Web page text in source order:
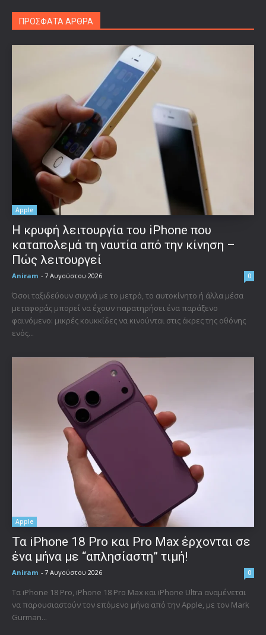
ΠΡΟΣΦΑΤΑ ΑΡΘΡΑ
Apple
Η κρυφή λειτουργία του iPhone που
καταπολεμά τη ναυτία από την κίνηση –
Πώς λειτουργεί
Aniram - 7 Αυγούστου 2026 0
Όσοι ταξιδεύουν συχνά με το μετρό, το αυτοκίνητο ή άλλα μέσα
μεταφοράς μπορεί να έχουν παρατηρήσει ένα παράξενο
φαινόμενο: μικρές κουκκίδες να κινούνται στις άκρες της οθόνης
ενός...
Apple
Τα iPhone 18 Pro και Pro Max έρχονται σε
ένα μήνα με “απλησίαστη” τιμή!
Aniram - 7 Αυγούστου 2026 0
Τα iPhone 18 Pro, iPhone 18 Pro Max και iPhone Ultra αναμένεται
να παρουσιαστούν τον επόμενο μήνα από την Apple, με τον Mark
Gurman...